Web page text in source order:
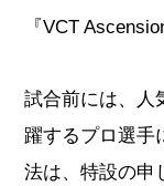
『VCT
試合前には、人
躍するプロ選手
法は、特設の申